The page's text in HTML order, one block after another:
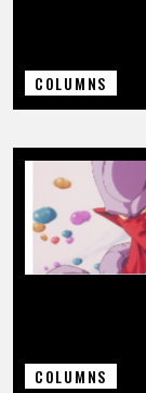
COLUMNS
COLUMNS